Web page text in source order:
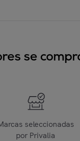
se
seleccionadas
por Privalia